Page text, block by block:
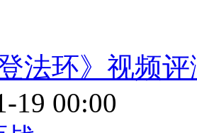
登法环》视频
19 00:00